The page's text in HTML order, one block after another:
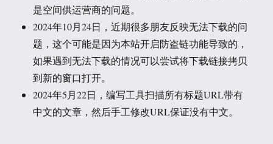
是空间供运营商的问题。
2024年10月24日，近期很多朋友反映无法下载的问
题，这个可能是因为本站开启防盗链功能导致的，
如果遇到无法下载的情况可以尝试将下载链接拷贝
到新的窗口打开。
2024年5月22日，编写工具扫描所有标题URL带有
中文的文章，然后手工修改URL保证没有中文。